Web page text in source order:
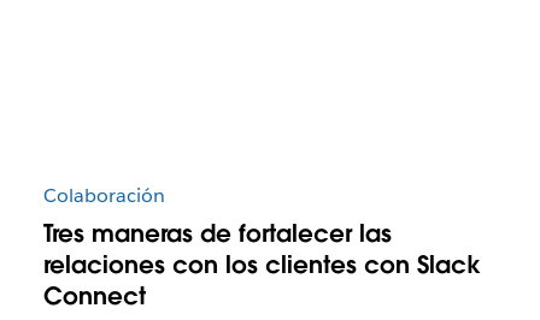
Colaboración
Tres maneras de fortalecer las
relaciones con los clientes con Slack
Connect